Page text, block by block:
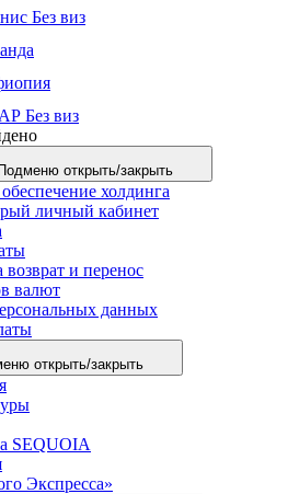
Без виз
Без виз
Подменю открыть/закрыть
холдинга
личный кабинет
возврат и перенос
валют
данных
открыть/закрыть
SEQUOIA
Экспресса»